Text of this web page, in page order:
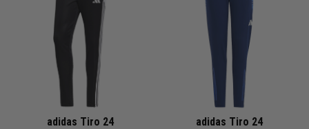
adidas Tiro 24
adidas Tiro 24